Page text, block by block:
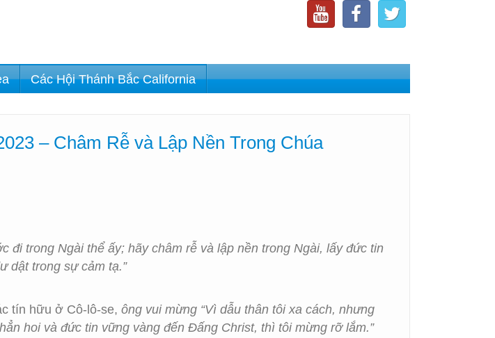
Các Hội Thánh Bắc California
– Châm Rễ và Lập Nền Trong Chúa
đi trong Ngài thể ấy; hãy châm rễ và lập nền trong Ngài, lấy đức tin
dật trong sự cảm tạ.”
tín hữu ở Cô-lô-se, ông vui mừng “Vì dẫu thân tôi xa cách, nhưng
hoi và đức tin vững vàng đến Đấng Christ, thì tôi mừng rỡ lắm.”